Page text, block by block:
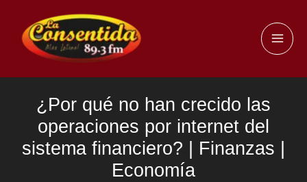
contenido
¿Por qué no han crecido las
operaciones por internet del
sistema financiero? | Finanzas |
Economía